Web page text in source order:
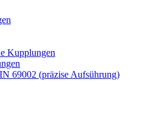
Kupplungen
69002 (präzise Aufsührung)